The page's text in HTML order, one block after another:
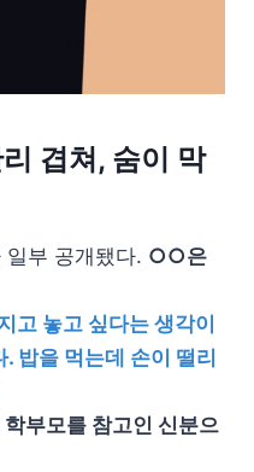
겹쳐, 숨이 막
일부 공개됐다. ○○은
고 놓고 싶다는 생각이
밥을 먹는데 손이 떨리
부모를 참고인 신분으